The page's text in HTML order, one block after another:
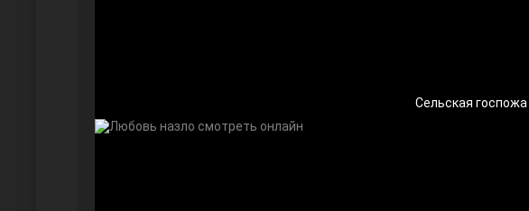
Сельская госпожа